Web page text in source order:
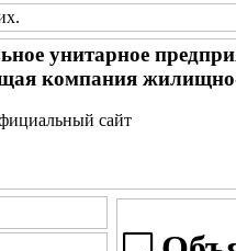
.
унитарное
компания
сайт